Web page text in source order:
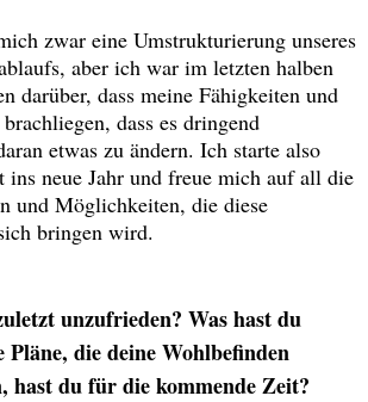
zwar eine Umstrukturierung unseres
aber ich war im letzten halben
darüber, dass meine Fähigkeiten und
dass es dringend
etwas zu ändern. Ich starte also
neue Jahr und freue mich auf all die
und Möglichkeiten, die diese
bringen wird.
unzufrieden? Was hast du
Pläne, die deine Wohlbefinden
hast du für die kommende Zeit?